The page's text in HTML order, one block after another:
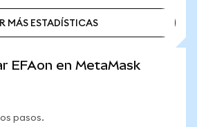
MÁS ESTADÍSTICAS
EFAon en MetaMask
pasos.